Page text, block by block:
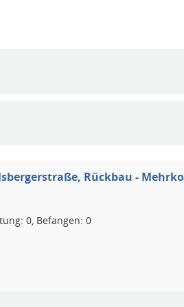
Rückbau -
0, Befangen: 0